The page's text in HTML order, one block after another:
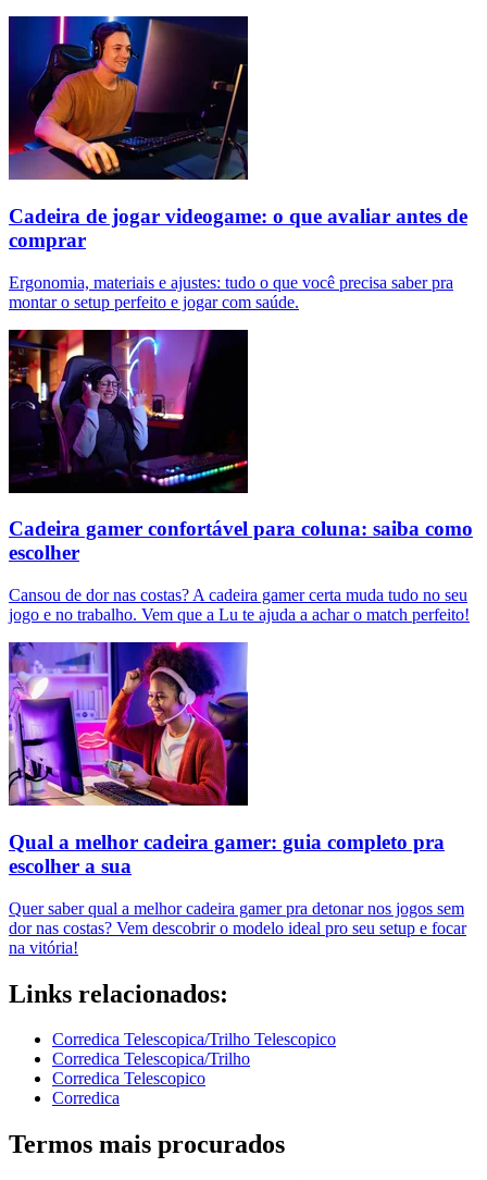
Cadeira de jogar videogame: o que avaliar antes de
comprar
Ergonomia, materiais e ajustes: tudo o que você precisa saber pra
montar o setup perfeito e jogar com saúde.
Cadeira gamer confortável para coluna: saiba como
escolher
Cansou de dor nas costas? A cadeira gamer certa muda tudo no seu
jogo e no trabalho. Vem que a Lu te ajuda a achar o match perfeito!
Qual a melhor cadeira gamer: guia completo pra
escolher a sua
Quer saber qual a melhor cadeira gamer pra detonar nos jogos sem
dor nas costas? Vem descobrir o modelo ideal pro seu setup e focar
na vitória!
Links relacionados:
Corredica Telescopica/Trilho Telescopico
Corredica Telescopica/Trilho
Corredica Telescopico
Corredica
Termos mais procurados